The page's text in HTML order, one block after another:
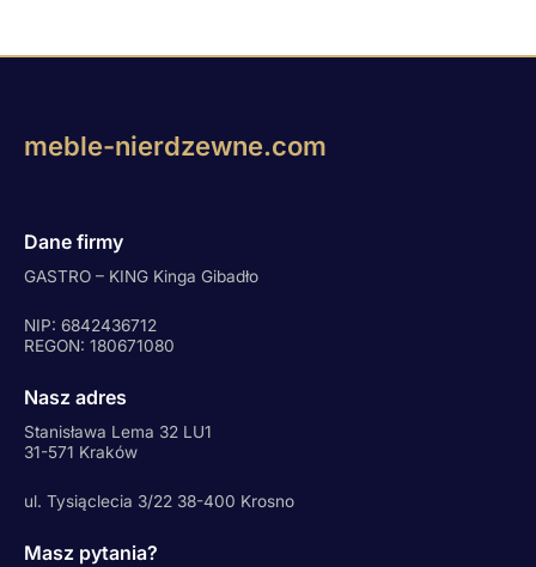
meble-nierdzewne.com
Dane firmy
GASTRO – KING Kinga Gibadło
NIP: 6842436712
REGON: 180671080
Nasz adres
Stanisława Lema 32 LU1
31-571 Kraków
ul. Tysiąclecia 3/22 38-400 Krosno
Masz pytania?